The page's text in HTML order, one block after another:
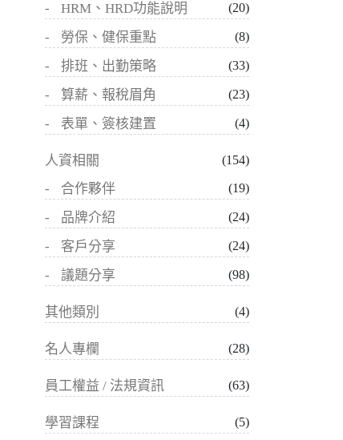
HRM、HRD功能說明 (20)
勞保、健保重點 (8)
排班、出勤策略 (33)
算薪、報稅眉角 (23)
表單、簽核建置 (4)
人資相關 (154)
合作夥伴 (19)
品牌介紹 (24)
客戶分享 (24)
議題分享 (98)
其他類別 (4)
名人專欄 (28)
員工權益 / 法規資訊 (63)
學習課程 (5)